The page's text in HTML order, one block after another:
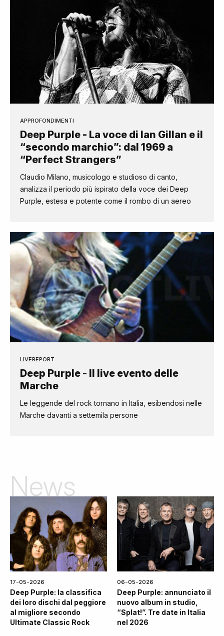
APPROFONDIMENTI
Deep Purple - La voce di Ian Gillan e il
“secondo marchio”: dal 1969 a
“Perfect Strangers”
Claudio Milano, musicologo e studioso di canto,
analizza il periodo più ispirato della voce dei Deep
Purple, estesa e potente come il rombo di un aereo
LIVEREPORT
Deep Purple - Il live evento delle
Marche
Le leggende del rock tornano in Italia, esibendosi nelle
Marche davanti a settemila persone
News
17-05-2026
Deep Purple: la classifica
dei loro dischi dal peggiore
al migliore secondo
Ultimate Classic Rock
06-05-2026
Deep Purple: annunciato il
nuovo album in studio,
“Splat!”. Tre date in Italia
nel 2026